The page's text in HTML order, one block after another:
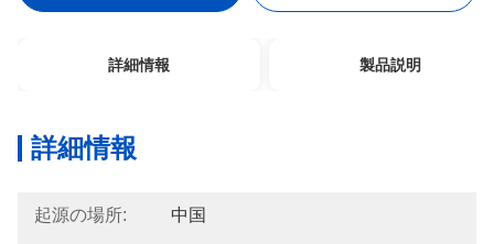
詳細情報 製品説明
詳細情報
起源の場所: 中国